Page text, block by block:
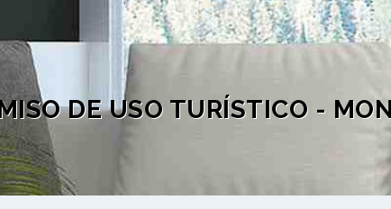
DE USO TURÍSTICO -